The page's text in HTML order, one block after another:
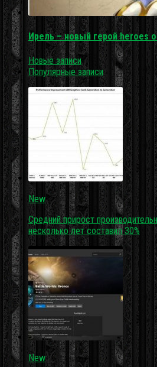
Ирель – новый герой heroes
Новые записи
Популярные записи
New
Средний прирост
несколько лет составил 30%
New